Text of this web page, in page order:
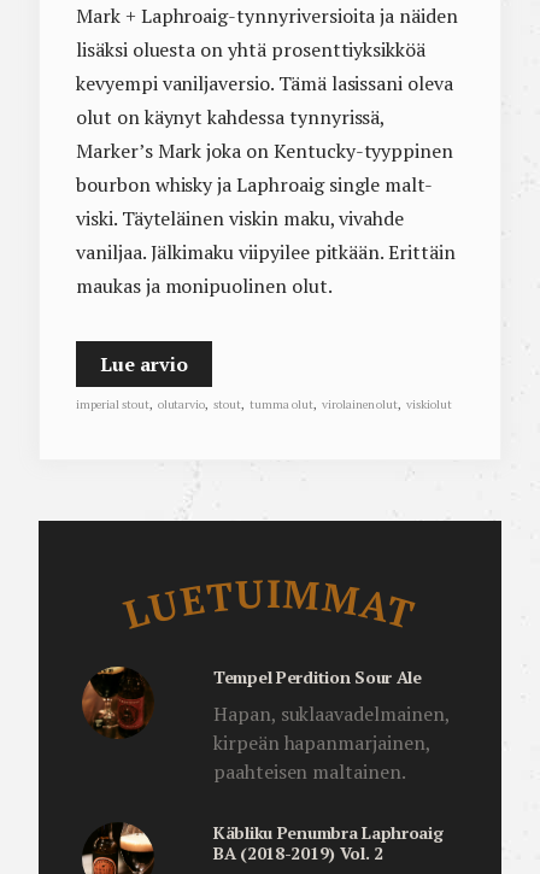
Mark + Laphroaig-tynnyriversioita ja näiden
lisäksi oluesta on yhtä prosenttiyksikköä
kevyempi vaniljaversio. Tämä lasissani oleva
olut on käynyt kahdessa tynnyrissä,
Marker’s Mark joka on Kentucky-tyyppinen
bourbon whisky ja Laphroaig single malt-
viski. Täyteläinen viskin maku, vivahde
vaniljaa. Jälkimaku viipyilee pitkään. Erittäin
maukas ja monipuolinen olut.
Lue arvio
imperial stout, olutarvio, stout, tumma olut, virolainen olut, viskiolut
LUETUIMMAT
Tempel Perdition Sour Ale
Hapan, suklaavadelmainen,
kirpeän hapanmarjainen,
paahteisen maltainen.
Käbliku Penumbra Laphroaig
BA (2018-2019) Vol. 2